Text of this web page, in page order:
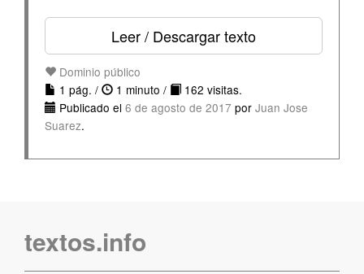
Leer / Descargar texto
Dominio público
1 pág. /
1 minuto /
162 visitas.
Publicado el 6 de agosto de 2017 por Juan Jose
Suarez.
textos.info